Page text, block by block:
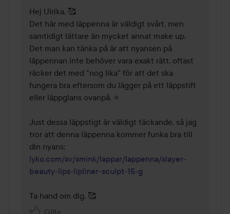
Hej Ulrika. 🥰
Det här med läppenna är väldigt svårt, men
samtidigt lättare än mycket annat make up.
Det man kan tänka på är att nyansen på
läppennan inte behöver vara exakt rätt, oftast
räcker det med "nog lika" för att det ska
fungera bra eftersom du lägger på ett läppstift
eller läppglans ovanpå. ⭐
Just dessa läppstigt är väldigt täckande, så jag
tror att denna läppenna kommer funka bra till
lyko.com/sv/smink/lappar/lappenna/slayer-
beauty-lips-lipliner-sculpt-15-g
Ta hand om dig. 🥰